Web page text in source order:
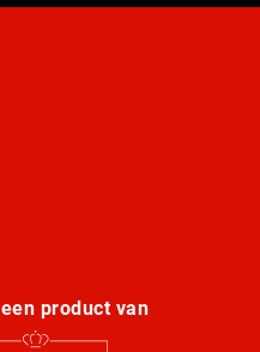
product van